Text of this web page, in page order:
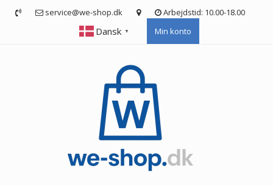
service@we-shop.dk Arbejdstid: 10.00-18.00
Dansk ▼ Min konto